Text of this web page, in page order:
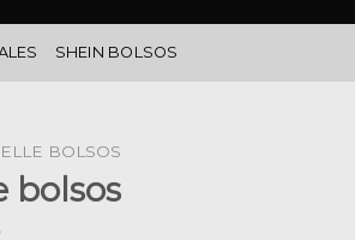
SHEIN BOLSOS
BOLSOS
bolsos